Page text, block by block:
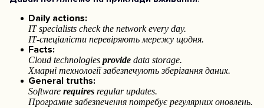
Daily actions:
IT specialists check the network every day.
ІТ-спеціалісти перевіряють мережу щодня.
Facts:
Cloud technologies provide data storage.
Хмарні технології забезпечують зберігання даних.
General truths:
Software requires regular updates.
Програмне забезпечення потребує регулярних оновлень.